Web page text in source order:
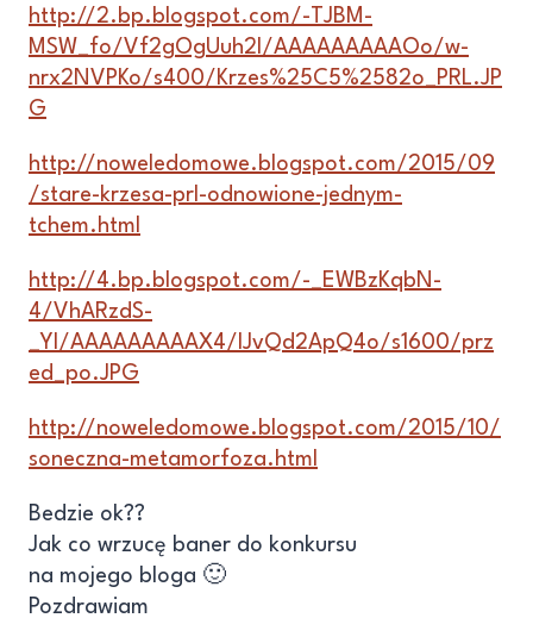
http://2.bp.blogspot.com/-TJBM-
MSW_fo/Vf2gOgUuh2I/AAAAAAAAAOo/w-
nrx2NVPKo/s400/Krzes%25C5%2582o_PRL.JP
G
http://noweledomowe.blogspot.com/2015/09
/stare-krzesa-prl-odnowione-jednym-
tchem.html
http://4.bp.blogspot.com/-_EWBzKqbN-
4/VhARzdS-
_YI/AAAAAAAAAX4/IJvQd2ApQ4o/s1600/prz
ed_po.JPG
http://noweledomowe.blogspot.com/2015/10/
soneczna-metamorfoza.html
Bedzie ok??
Jak co wrzucę baner do konkursu
na mojego bloga 🙂
Pozdrawiam